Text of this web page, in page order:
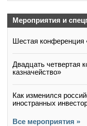
Мероприятия и
Шестая конференция
Двадцать четвертая
казначейство»
Как изменился
иностранных
Все мероприятия »